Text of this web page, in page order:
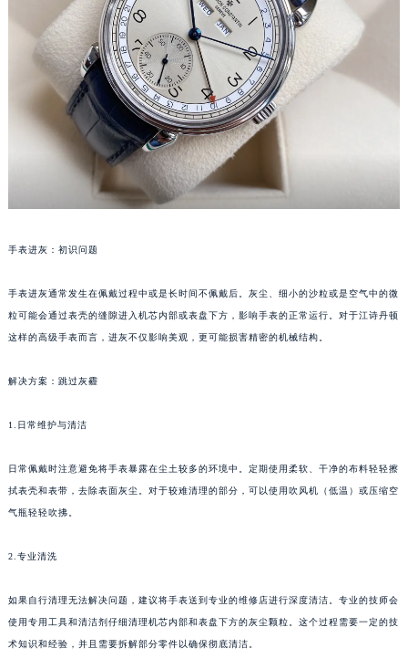
手表进灰：初识问题
手表进灰通常发生在佩戴过程中或是长时间不佩戴后。灰尘、细小的沙粒或是空气中的微
粒可能会通过表壳的缝隙进入机芯内部或表盘下方，影响手表的正常运行。对于江诗丹顿
这样的高级手表而言，进灰不仅影响美观，更可能损害精密的机械结构。
解决方案：跳过灰霾
1.日常维护与清洁
日常佩戴时注意避免将手表暴露在尘土较多的环境中。定期使用柔软、干净的布料轻轻擦
拭表壳和表带，去除表面灰尘。对于较难清理的部分，可以使用吹风机（低温）或压缩空
气瓶轻轻吹拂。
2.专业清洗
如果自行清理无法解决问题，建议将手表送到专业的维修店进行深度清洁。专业的技师会
使用专用工具和清洁剂仔细清理机芯内部和表盘下方的灰尘颗粒。这个过程需要一定的技
术知识和经验，并且需要拆解部分零件以确保彻底清洁。